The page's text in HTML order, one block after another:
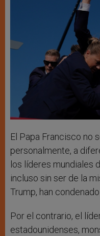
El Papa Francisco no
personalmente, a
los líderes mundiales
incluso sin ser de la
Trump, han
Por el contrario, el
estadounidenses,